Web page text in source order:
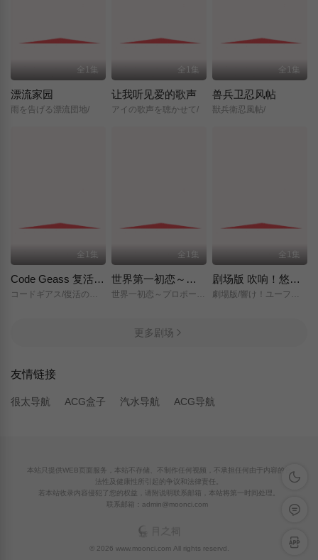
全1集
漂流家园
雨を告げる漂流団地/
全1集
让我听见爱的歌声
アイの歌声を聴かせて/
全1集
兽兵卫忍风帖
獣兵衛忍風帖/
全1集
Code Geass 复活的鲁路修
全1集
世界第一初恋～求婚篇～
全1集
剧场版 吹响！悠风号～想要传达的旋律～
更多剧场
友情链接
很太导航 ACG盒子 汽水导航 ACG导航
深色模
留言反
APP下
本站只提供WEB页面服务，本站不存储、不制作任何视频，不承担任何由于内容的合
法性及健康性所引起的争议和法律责任。
若本站收录内容侵犯了您的权益，请附说明联系邮箱，本站将第一时间处理。
联系邮箱：admin@moonci.com
© 2026 www.moonci.com All rights reservd.